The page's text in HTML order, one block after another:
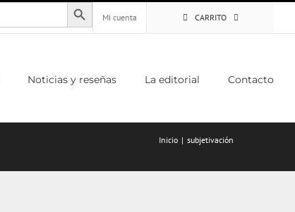
Mi cuenta
CARRITO
Noticias y reseñas La editorial Contacto
Inicio subjetivación